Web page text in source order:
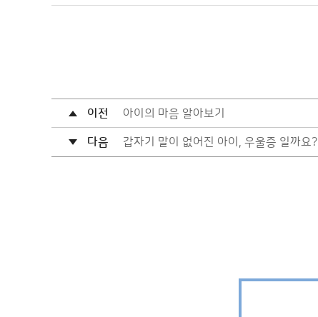
이전 아이의 마음 알아보기
다음 갑자기 말이 없어진 아이, 우울증 일까요?